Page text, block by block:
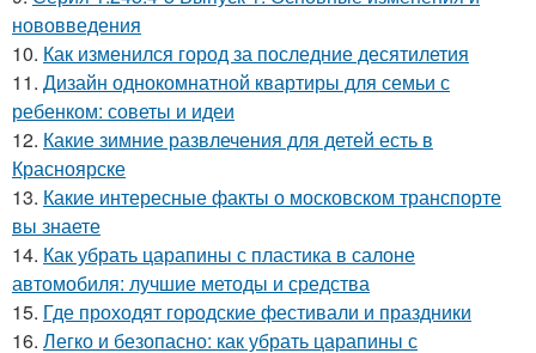
нововведения
10. Как изменился город за последние десятилетия
11. Дизайн однокомнатной квартиры для семьи с
ребенком: советы и идеи
12. Какие зимние развлечения для детей есть в
Красноярске
13. Какие интересные факты о московском транспорте
вы знаете
14. Как убрать царапины с пластика в салоне
автомобиля: лучшие методы и средства
15. Где проходят городские фестивали и праздники
16. Легко и безопасно: как убрать царапины с